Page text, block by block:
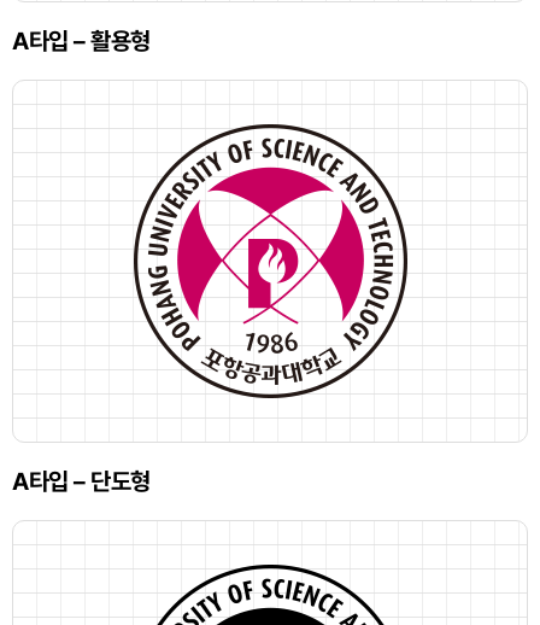
A타입 – 활용형
A타입 – 단도형